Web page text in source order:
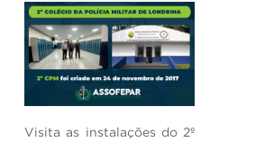
CPM em
Londrina
Visita as instalações do 2º